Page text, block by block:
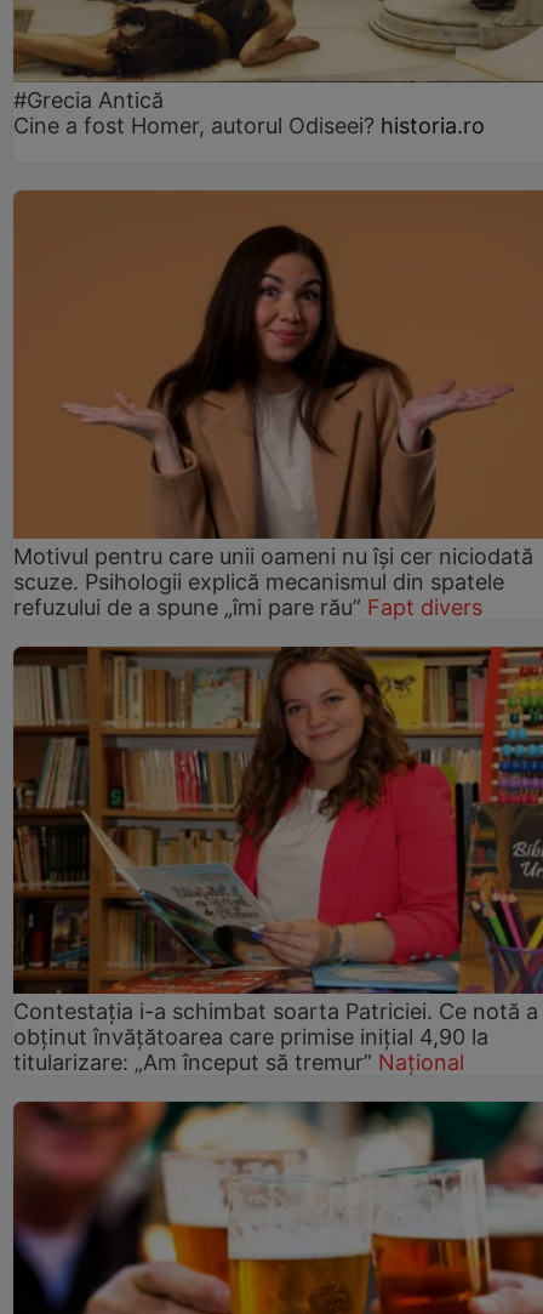
#Grecia Antică
Cine a fost Homer, autorul Odiseei? historia.ro
Motivul pentru care unii oameni nu își cer niciodată
scuze. Psihologii explică mecanismul din spatele
refuzului de a spune „îmi pare rău” Fapt divers
Contestația i-a schimbat soarta Patriciei. Ce notă a
obținut învățătoarea care primise inițial 4,90 la
titularizare: „Am început să tremur” Național